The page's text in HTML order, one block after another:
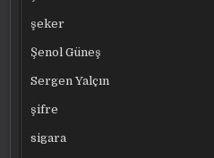
şeker
Şenol Güneş
Sergen Yalçın
şifre
sigara